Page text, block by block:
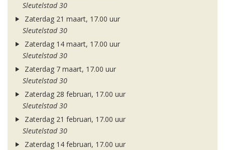
Sleutelstad 30
Zaterdag 21 maart, 17.00 uur
Sleutelstad 30
Zaterdag 14 maart, 17.00 uur
Sleutelstad 30
Zaterdag 7 maart, 17.00 uur
Sleutelstad 30
Zaterdag 28 februari, 17.00 uur
Sleutelstad 30
Zaterdag 21 februari, 17.00 uur
Sleutelstad 30
Zaterdag 14 februari, 17.00 uur